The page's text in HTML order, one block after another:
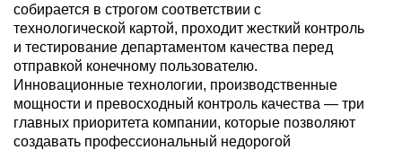
собирается в строгом соответствии с
технологической картой, проходит жесткий контроль
и тестирование департаментом качества перед
отправкой конечному пользователю.
Инновационные технологии, производственные
мощности и превосходный контроль качества — три
главных приоритета компании, которые позволяют
создавать профессиональный недорогой